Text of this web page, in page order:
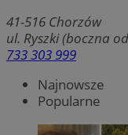
41-516 Chorzów
ul. Ryszki (boczna
733 303 999
Najnowsze
Popularne